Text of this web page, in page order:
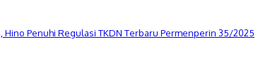
Hino Penuhi Regulasi TKDN Terbaru Permenperin 35/2025